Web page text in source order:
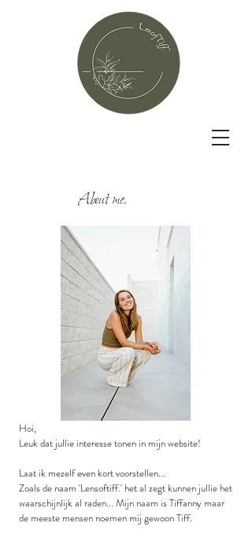
About me.
Hoi,
Leuk dat jullie interesse tonen in mijn website!
Laat ik mezelf even kort voorstellen...
Zoals de naam 'Lensoftiff.' het al zegt kunnen jullie het
waarschijnlijk al raden... Mijn naam is Tiffanny maar
de meeste mensen noemen mij gewoon Tiff.